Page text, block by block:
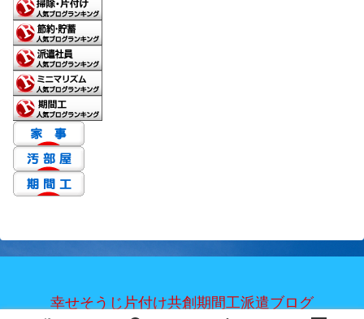
幸せそうじ片付け共創期間工派遣ブログ